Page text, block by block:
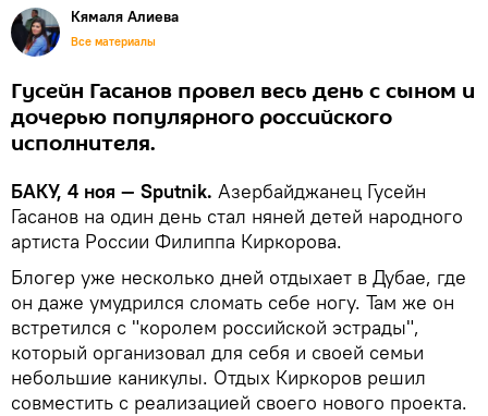
Кямаля Алиева
Все материалы
Гусейн Гасанов провел весь день с сыном и
дочерью популярного российского
исполнителя.
БАКУ, 4 ноя — Sputnik. Азербайджанец Гусейн
Гасанов на один день стал няней детей народного
артиста России Филиппа Киркорова.
Блогер уже несколько дней отдыхает в Дубае, где
он даже умудрился сломать себе ногу. Там же он
встретился с "королем российской эстрады",
который организовал для себя и своей семьи
небольшие каникулы. Отдых Киркоров решил
совместить с реализацией своего нового проекта.